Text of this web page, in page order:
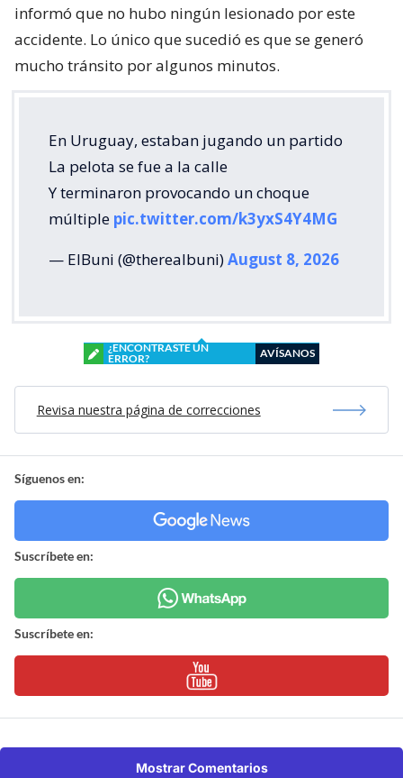
informó que no hubo ningún lesionado por este
accidente. Lo único que sucedió es que se generó
mucho tránsito por algunos minutos.
En Uruguay, estaban jugando un partido
La pelota se fue a la calle
Y terminaron provocando un choque
múltiple pic.twitter.com/k3yxS4Y4MG
— ElBuni (@therealbuni)August 8, 2026
¿ENCONTRASTE UN
ERROR?
AVÍSANOS
Revisa nuestra página de correcciones
Síguenos en:
Suscríbete en:
Suscríbete en:
Mostrar Comentarios